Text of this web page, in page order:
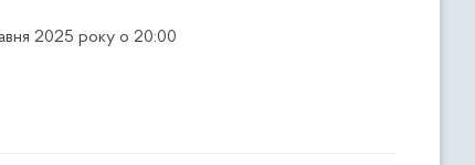
2025 року о 20:00